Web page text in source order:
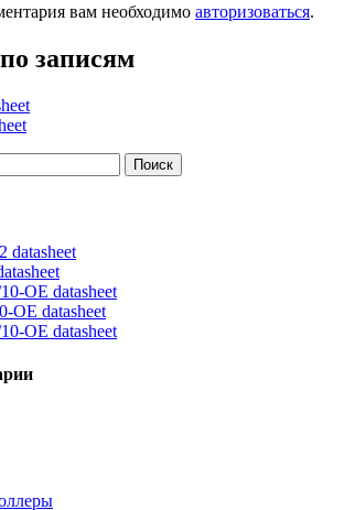
вам необходимо авторизоваться.
записям
datasheet
OE datasheet
OE datasheet
OE datasheet